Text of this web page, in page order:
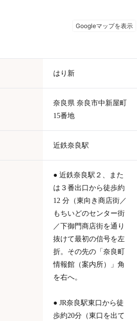
はり新
奈良県 奈良市中新屋町
15番地
近鉄奈良駅
● 近鉄奈良駅２、また
は３番出口から徒歩約
12 分（東向き商店街／
もちいどのセンター街
／下御門商店街を通り
抜けて最初の信号を左
折。その先の「奈良町
情報館（案内所）」角
を右へ。
● JR奈良駅東口から徒
歩約20分（東口を出て